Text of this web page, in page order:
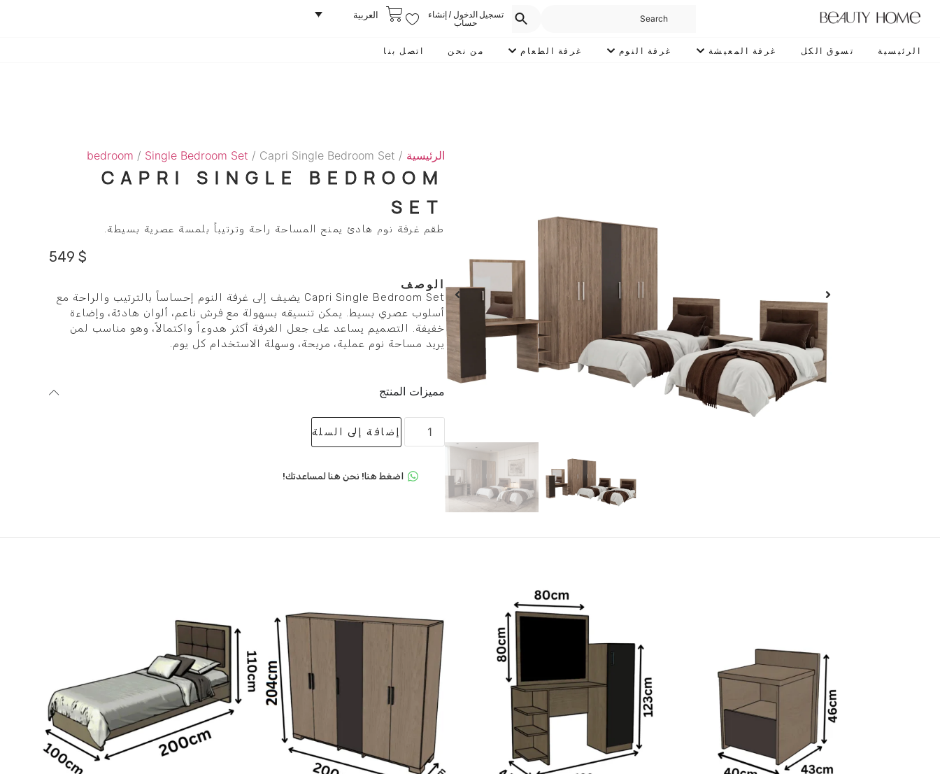
تسجيل الدخول / إنشاء
حساب
العربية
الرئيسية تسوق الكل غرفة المعيشة غرفة النوم غرفة الطعام من نحن اتصل بنا
الرئيسية /
bedroom / Single Bedroom Set / Capri Single Bedroom Set
CAPRI SINGLE BEDROOM
SET
طقم غرفة نوم هادئ يمنح المساحة راحة وترتيباً بلمسة عصرية بسيطة.
549 $
الوصف
Capri Single Bedroom Set يضيف إلى غرفة النوم إحساساً بالترتيب والراحة مع
أسلوب عصري بسيط. يمكن تنسيقه بسهولة مع فرش ناعم، ألوان هادئة، وإضاءة
خفيفة. التصميم يساعد على جعل الغرفة أكثر هدوءاً واكتمالاً، وهو مناسب لمن
يريد مساحة نوم عملية، مريحة، وسهلة الاستخدام كل يوم.
مميزات المنتج
إضافة إلى السلة
اضغط هنا! نحن هنا لمساعدتك!